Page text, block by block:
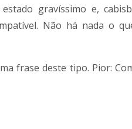
gravíssimo e,
Não há nada o
frase deste tipo. Pior: